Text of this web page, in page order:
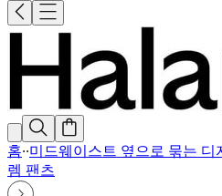
홈··미드웨이스트 옆으로 묶는
렘 팬츠